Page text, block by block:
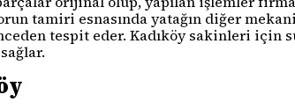
tamiri esnasında yatağın diğer
tespit eder. Kadıköy sakinleri için